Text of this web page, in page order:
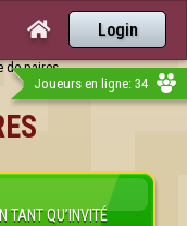
 Login
Joueurs en ligne: 34
TANT QU’INVITÉ